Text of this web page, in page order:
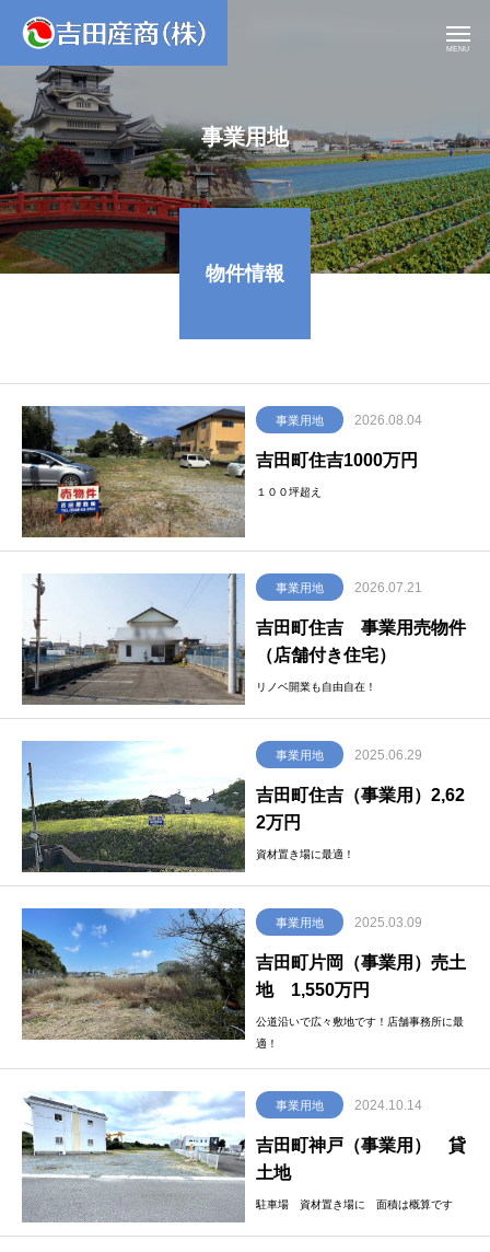
MENU
事業用地
物件情報
事業用地 2026.08.04
吉田町住吉1000万円
１００坪超え
事業用地 2026.07.21
吉田町住吉 事業用売物件
（店舗付き住宅）
リノベ開業も自由自在！
事業用地 2025.06.29
吉田町住吉（事業用）2,62
2万円
資材置き場に最適！
事業用地 2025.03.09
吉田町片岡（事業用）売土
地 1,550万円
公道沿いで広々敷地です！店舗事務所に最
適！
事業用地 2024.10.14
吉田町神戸（事業用） 貸
土地
駐車場 資材置き場に 面積は概算です